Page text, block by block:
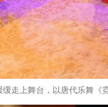
走上舞台，以唐代乐舞《